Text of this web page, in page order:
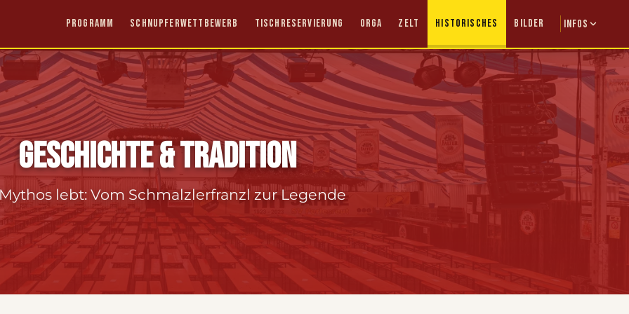
PROGRAMM SCHNUPFERWETTBEWERB TISCHRESERVIERUNG ORGA ZELT HISTORISCHES BILDER INFOS
GESCHICHTE & TRADITION
lebt: Vom Schmalzlerfranzl zur Legende